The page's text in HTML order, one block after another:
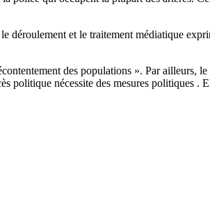
déroulement et le traitement médiatique
des populations ». Par ailleurs,
politique nécessite des mesures politiques .